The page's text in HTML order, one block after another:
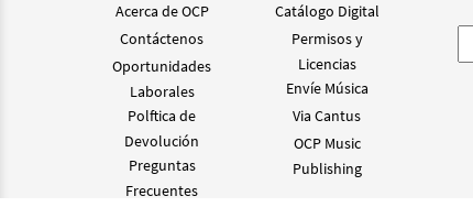
Acerca de OCP
Contáctenos
Oportunidades
Laborales
Polftica de
Devolución
Preguntas
Frecuentes
Catálogo Digital
Permisos y
Licencias
Envíe Música
Via Cantus
OCP Music
Publishing